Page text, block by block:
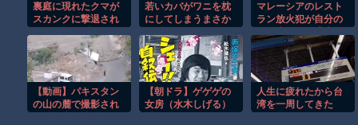
裏庭に現れたクマが
スカンクに撃退され
若いカバがワニを枕
にしてしまうまさか
マレーシアのレスト
ラン放火犯が自分の
る瞬間！！
【動画】パキスタン
の山の麓で撮影され
【朝ドラ】ゲゲゲの
女房（水木しげる）
人生に疲れたから台
湾を一周してきた